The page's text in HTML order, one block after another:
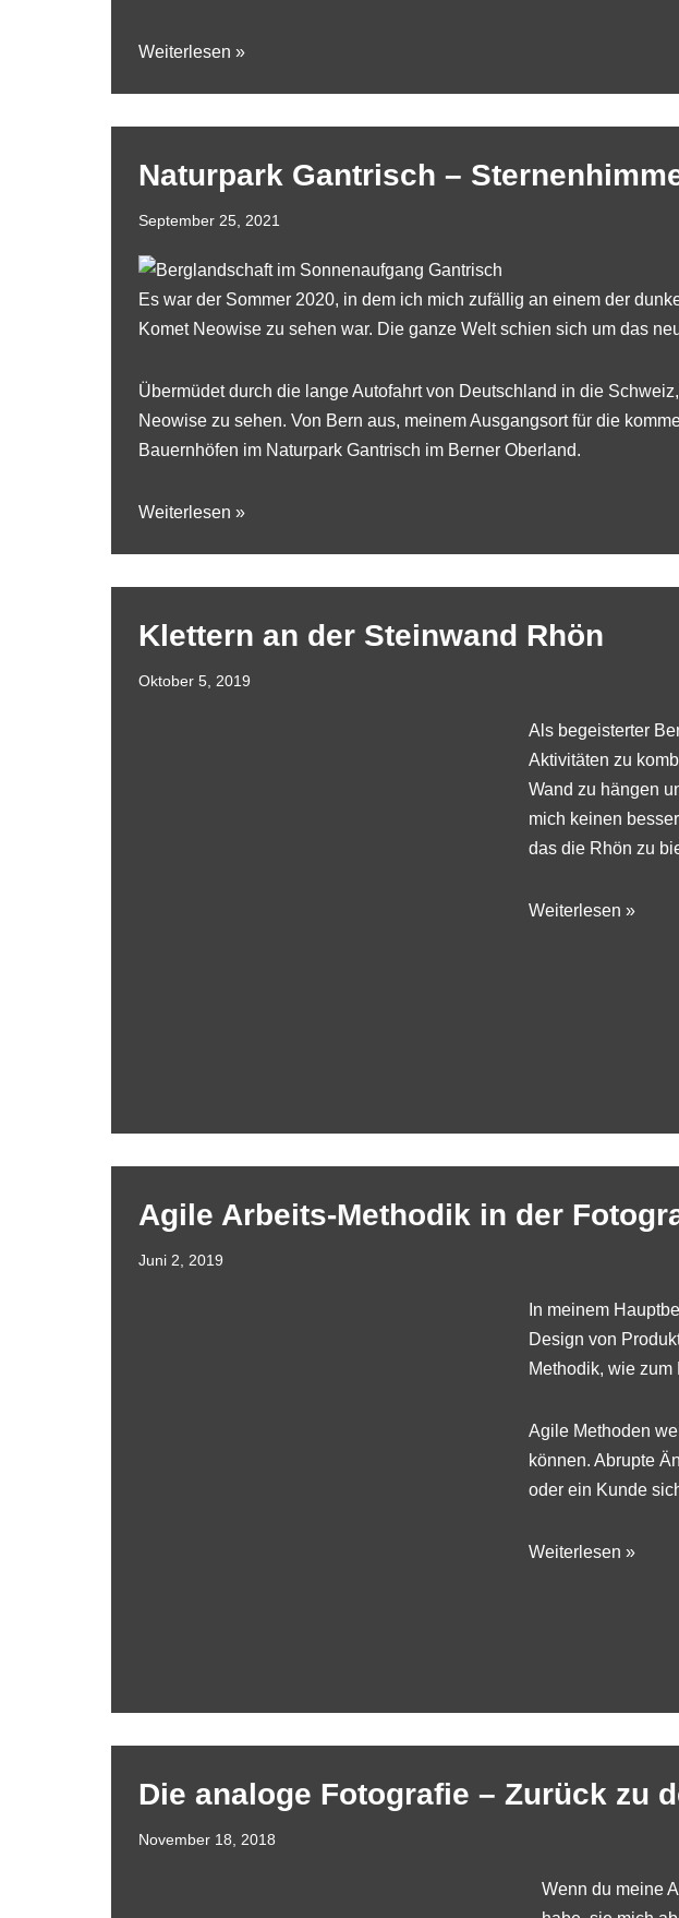
Weiterlesen »
Naturpark Gantrisch –
September 25, 2021
Es war der Sommer 2020, in dem ich mich zufällig an einem der
Komet Neowise zu sehen war. Die ganze Welt schien sich um das
Übermüdet durch die lange Autofahrt von Deutschland in die
Neowise zu sehen. Von Bern aus, meinem Ausgangsort für die
Bauernhöfen im Naturpark Gantrisch im Berner Oberland.
Weiterlesen »
Klettern an der Steinwand Rhön
Oktober 5, 2019
Als begeisterter
Aktivitäten zu
Wand zu hängen
mich keinen
das die Rhön zu
Weiterlesen »
Agile Arbeits-Methodik in der
Juni 2, 2019
In meinem
Design von
Methodik, wie zum
Agile Methoden
können. Abrupte
oder ein Kunde
Weiterlesen »
Die analoge Fotografie – Zurück zu
November 18, 2018
Wenn du meine